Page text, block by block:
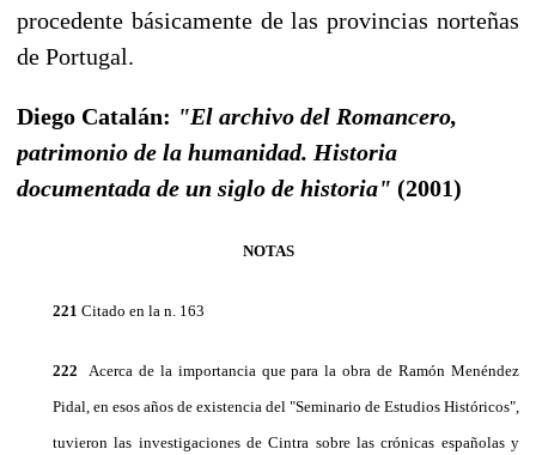
procedente básicamente de las provincias norteñas
de Portugal.
Diego Catalán: "El archivo del Romancero,
patrimonio de la humanidad. Historia
documentada de un siglo de historia" (2001)
NOTAS
221 Citado en la n. 163
222 Acerca de la importancia que para la obra de Ramón Menéndez
Pidal, en esos años de existencia del "Seminario de Estudios Históricos",
tuvieron las investigaciones de Cintra sobre las crónicas españolas y